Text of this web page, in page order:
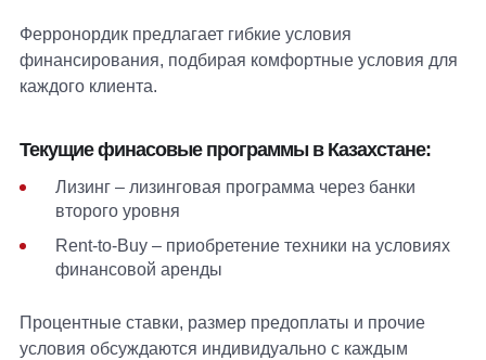
Ферронордик предлагает гибкие условия
финансирования, подбирая комфортные условия для
каждого клиента.
Текущие финасовые программы в Казахстане:
Лизинг – лизинговая программа через банки
второго уровня
Rent-to-Buy – приобретение техники на условиях
финансовой аренды
Процентные ставки, размер предоплаты и прочие
условия обсуждаются индивидуально с каждым